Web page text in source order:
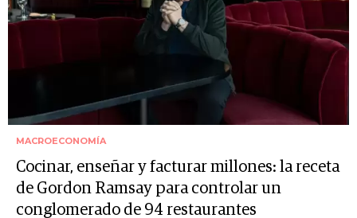
MACROECONOMÍA
Cocinar, enseñar y facturar millones: la receta
de Gordon Ramsay para controlar un
conglomerado de 94 restaurantes